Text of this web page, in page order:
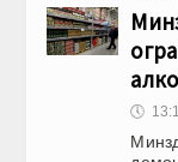
🕔